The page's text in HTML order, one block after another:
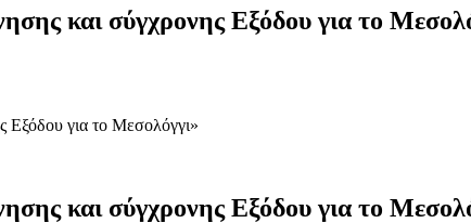
και σύγχρονης Εξόδου για το
Εξόδου για το Μεσολόγγι»
και σύγχρονης Εξόδου για το